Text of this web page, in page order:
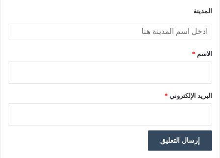
المدينة
الاسم *
البريد الإلكتروني *